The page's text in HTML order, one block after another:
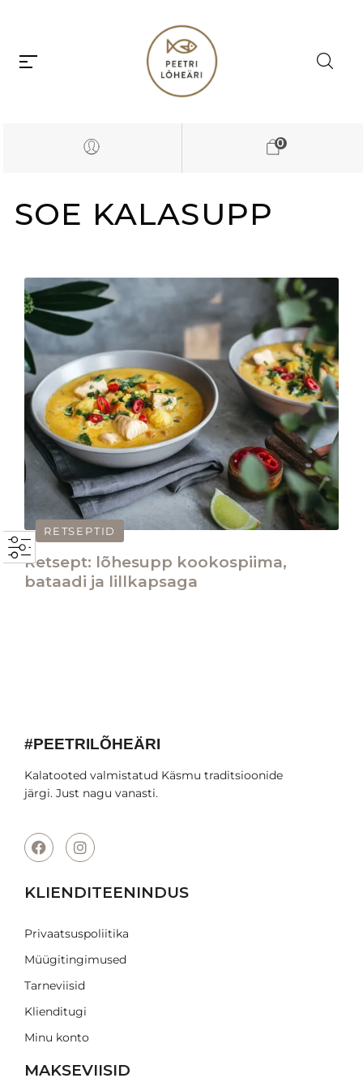
0
SOE KALASUPP
RETSEPTID
Retsept: lõhesupp kookospiima,
bataadi ja lillkapsaga
#PEETRILÕHEÄRI
Kalatooted valmistatud Käsmu traditsioonide
järgi. Just nagu vanasti.
KLIENDITEENINDUS
Privaatsuspoliitika
Müügitingimused
Tarneviisid
Klienditugi
Minu konto
MAKSEVIISID